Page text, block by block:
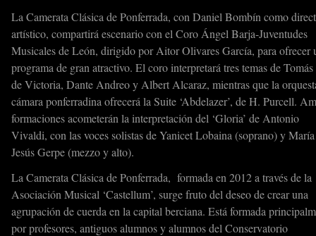
La Camerata Clásica de Ponferrada, con Daniel Bombín como
artístico, compartirá escenario con el Coro Ángel Barja-Juventudes
Musicales de León, dirigido por Aitor Olivares García, para ofrecer
programa de gran atractivo. El coro interpretará tres temas de
de Victoria, Dante Andreo y Albert Alcaraz, mientras que la
cámara ponferradina ofrecerá la Suite ‘Abdelazer’, de H. Purcell.
formaciones acometerán la interpretación del ‘Gloria’ de Antonio
Vivaldi, con las voces solistas de Yanicet Lobaina (soprano) y María
Jesús Gerpe (mezzo y alto).
La Camerata Clásica de Ponferrada, formada en 2012 a través de la
Asociación Musical ‘Castellum’, surge fruto del deseo de crear una
agrupación de cuerda en la capital berciana. Está formada
por profesores, antiguos alumnos y alumnos del Conservatorio